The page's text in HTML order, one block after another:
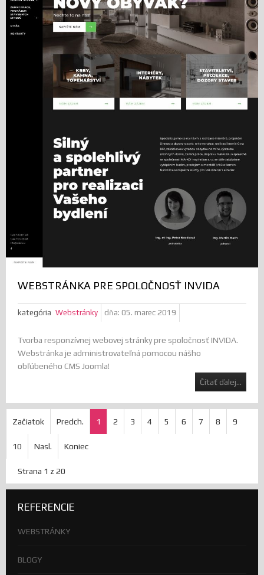
WEBSTRÁNKA PRE SPOLOČNOSŤ INVIDA
kategória Webstránky dňa: 05. marec 2019
Tvorba responzívnej webovej stránky pre spoločnosť INVIDA.
Webstránka je administrovateľná pomocou nášho
obľúbeného CMS Joomla!
Čítať ďalej...
Začiatok Predch. 1 2 3 4 5 6 7 8 9
10 Nasl. Koniec
Strana 1 z 20
REFERENCIE
WEBSTRÁNKY
BLOGY